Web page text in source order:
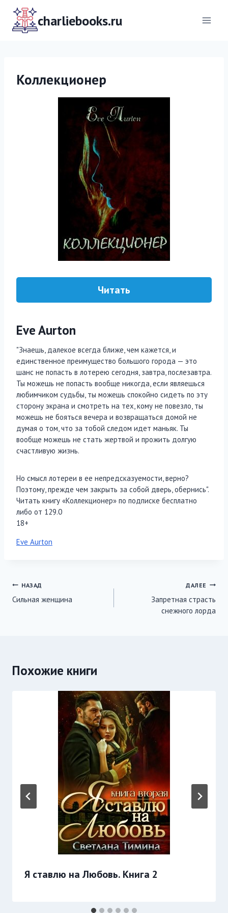
Перейти
содержимомуcharliebooks.ru
Коллекционер
Читать
Eve Aurton
"Знаешь, далекое всегда ближе, чем кажется, и
единственное преимущество большого города — это
шанс не попасть в лотерею сегодня, завтра, послезавтра.
Ты можешь не попасть вообще никогда, если являешься
любимчиком судьбы, ты можешь спокойно сидеть по эту
сторону экрана и смотреть на тех, кому не повезло, ты
можешь не бояться вечера и возвращаться домой не
думая о том, что за тобой следом идет маньяк. Ты
вообще можешь не стать жертвой и прожить долгую
счастливую жизнь.
Но смысл лотереи в ее непредсказуемости, верно?
Поэтому, прежде чем закрыть за собой дверь, обернись".
Читать книгу «Коллекционер» по подписке бесплатно
либо от 129.0
18+
Метки
Eve Aurton
Навигация
по
НАЗАД
Сильная женщина
ДАЛЕЕ
Запретная страсть
снежного лорда
Похожие книги
Я ставлю на Любовь. Книга 2